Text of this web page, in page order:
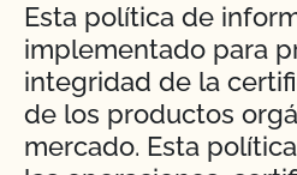
Esta política de
implementado para
integridad de la
de los productos
mercado. Esta